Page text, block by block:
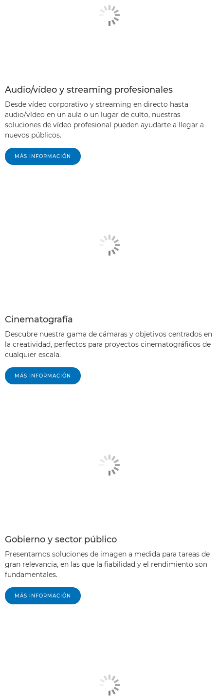
Audio/vídeo y streaming profesionales
Desde vídeo corporativo y streaming en directo hasta
audio/vídeo en un aula o un lugar de culto, nuestras
soluciones de vídeo profesional pueden ayudarte a llegar a
nuevos públicos.
MÁS INFORMACIÓN
Cinematografía
Descubre nuestra gama de cámaras y objetivos centrados en
la creatividad, perfectos para proyectos cinematográficos de
cualquier escala.
MÁS INFORMACIÓN
Gobierno y sector público
Presentamos soluciones de imagen a medida para tareas de
gran relevancia, en las que la fiabilidad y el rendimiento son
fundamentales.
MÁS INFORMACIÓN